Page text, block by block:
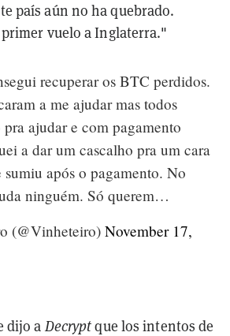
país aún no ha quebrado.
vuelo a Inglaterra."
recuperar os BTC perdidos.
a me ajudar mas todos
ajudar e com pagamento
a dar um cascalho pra um cara
sumiu após o pagamento. No
ninguém. Só querem…
(@Vinheteiro) November 17,
dijo a Decryptque los intentos de